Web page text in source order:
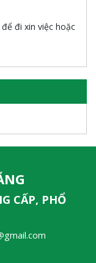
đi xin việc hoặc
CẤP, PHỔ